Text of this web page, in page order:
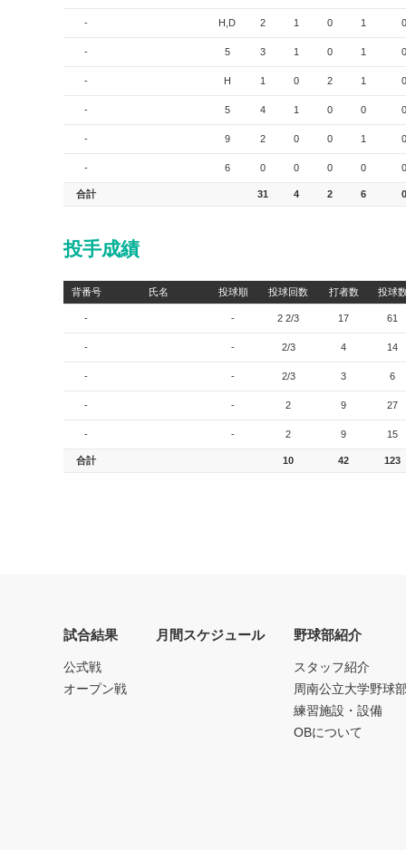
- H,D 2 1 0 1 0
- 5 3 1 0 1 0
- H 1 0 2 1 0
- 5 4 1 0 0 0
- 9 2 0 0 1 0
- 6 0 0 0 0 0
合計 31 4 2 6 0
投手成績
背番号 氏名 投球順 投球回数 打者数 投球
- - 2 2/3 17 61
- - 2/3 4 14
- - 2/3 3 6
- - 2 9 27
- - 2 9 15
合計 10 42 123
試合結果
公式戦
オープン戦
月間スケジュール 野球部紹介
スタッフ紹介
周南公立大学野球
練習施設・設備
OBについて